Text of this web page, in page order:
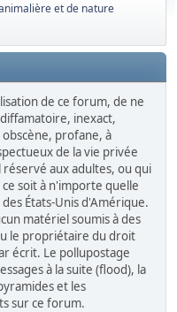
et de nature
de ce forum, de ne
inexact,
profane, à
de la vie privée
aux adultes, ou qui
soit à n'importe quelle
États-Unis d'Amérique.
matériel soumis à des
le propriétaire du droit
écrit. Le pollupostage
à la suite (flood), la
et les
sur ce forum.